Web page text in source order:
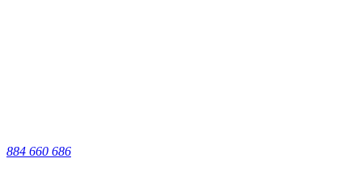
884 660 686